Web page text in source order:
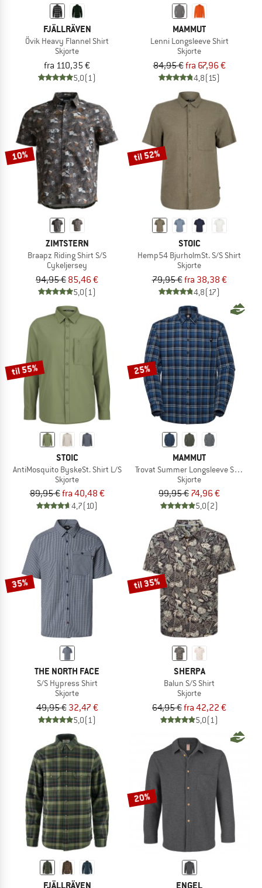
FJÄLLRÄVEN
Övik Heavy Flannel Shirt
Skjorte
fra 110,35 €
5,0(1)
MAMMUT
Lenni Longsleeve Shirt
Skjorte
84,95 €fra 67,96 €
4,8(15)
10%
ZIMTSTERN
Braapz Riding Shirt S/S
Cykeljersey
94,95 € 85,46 €
5,0(1)
til 52%
STOIC
Hemp54 BjurholmSt. S/S Shirt
Skjorte
79,95 €fra 38,38 €
4,8(17)
til 55%
STOIC
AntiMosquito ByskeSt. Shirt L/S
Skjorte
89,95 €fra 40,48 €
4,7(10)
25%
MAMMUT
Trovat Summer Longsleeve Shirt
Skjorte
99,95 € 74,96 €
5,0(2)
35%
THE NORTH FACE
S/S Hypress Shirt
Skjorte
49,95 € 32,47 €
5,0(1)
til 35%
SHERPA
Balun S/S Shirt
Skjorte
64,95 €fra 42,22 €
5,0(1)
FJÄLLRÄVEN
20%
ENGEL